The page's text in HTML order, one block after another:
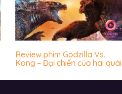
Review phim Godzilla Vs.
Kong – Đại chiến của hai quái
đất về thời đồ đá?